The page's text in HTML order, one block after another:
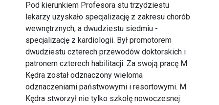
Pod kierunkiem Profesora stu trzydziestu
lekarzy uzyskało specjalizację z zakresu chorób
wewnętrznych, a dwudziestu siedmiu -
specjalizację z kardiologii. Był promotorem
dwudziestu czterech przewodów doktorskich i
patronem czterech habilitacji. Za swoją pracę M.
Kędra został odznaczony wieloma
odznaczeniami państwowymi i resortowymi. M.
Kędra stworzył nie tylko szkołę nowoczesnej